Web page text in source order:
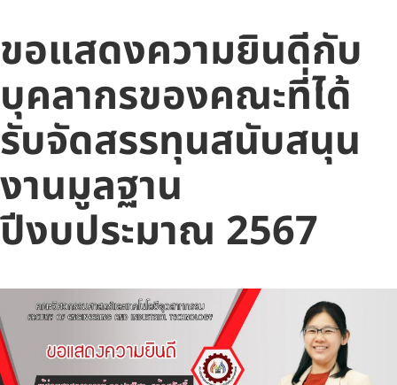
ขอแสดงความยินดีกับ
บุคลากรของคณะที่ได้
รับจัดสรรทุนสนับสนุน
งานมูลฐาน
ปีงบประมาณ 2567